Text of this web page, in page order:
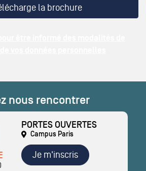
nous rencontrer
PORTES OUVERTES
Campus Paris
Je m'inscris